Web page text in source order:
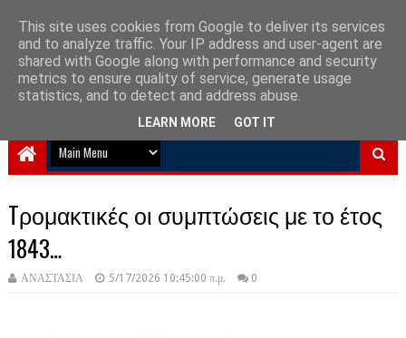
NewPlanet09
Ειδήσεις νέα από την Ελλάδα και τον κόσμο
Tρομακτικές οι συμπτώσεις με το έτος
1843…
ΑΝΑΣΤΑΣΙΑ 5/17/2026 10:45:00 π.μ. 0
This site uses cookies from Google to deliver its services
and to analyze traffic. Your IP address and user-agent are
shared with Google along with performance and security
metrics to ensure quality of service, generate usage
statistics, and to detect and address abuse.
LEARN MORE GOT IT